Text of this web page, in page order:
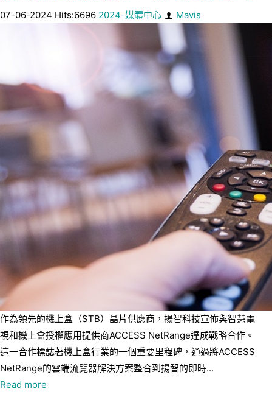
07-06-2024 Hits:6696 2024-媒體中心 Mavis
作為領先的機上盒（STB）晶片供應商，揚智科技宣佈與智慧電
視和機上盒授權應用提供商ACCESS NetRange達成戰略合作。
這一合作標誌著機上盒行業的一個重要里程碑，通過將ACCESS
NetRange的雲端流覽器解決方案整合到揚智的即時...
Read more